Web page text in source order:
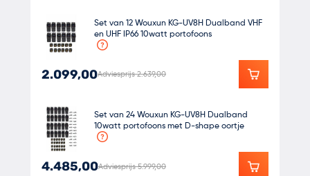
Set van 12 Wouxun KG-UV8H Dualband VHF
en UHF IP66 10watt portofoons
2.099,00Adviesprijs 2.639,00
Set van 24 Wouxun KG-UV8H Dualband
10watt portofoons met D-shape oortje
4.485,00Adviesprijs 5.999,00